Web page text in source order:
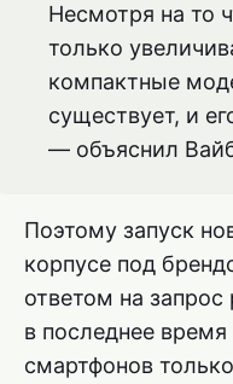
Несмотря на то
только
компактные
существует, и
— объяснил
Поэтому запуск
корпусе под
ответом на
в последнее
смартфонов